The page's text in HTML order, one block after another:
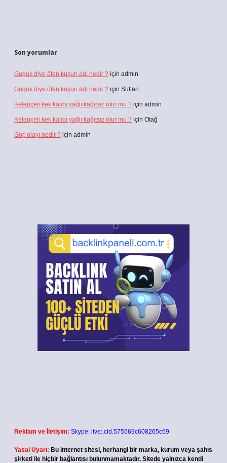
Son yorumlar
Guguk diye öten kuşun adı nedir ? için admin
Guguk diye öten kuşun adı nedir ? için Sultan
Kelepçeli kek kalıbı yağlı kağıtsız olur mu ? için admin
Kelepçeli kek kalıbı yağlı kağıtsız olur mu ? için Otağ
Göç olayı nedir ? için admin
Reklam ve İletişim: Skype: live:.cid.575569c608265c69
Yasal Uyarı: Bu internet sitesi, herhangi bir marka, kurum veya şahıs
şirketi ile hiçbir bağlantısı bulunmamaktadır. Sitede yalnızca kendi